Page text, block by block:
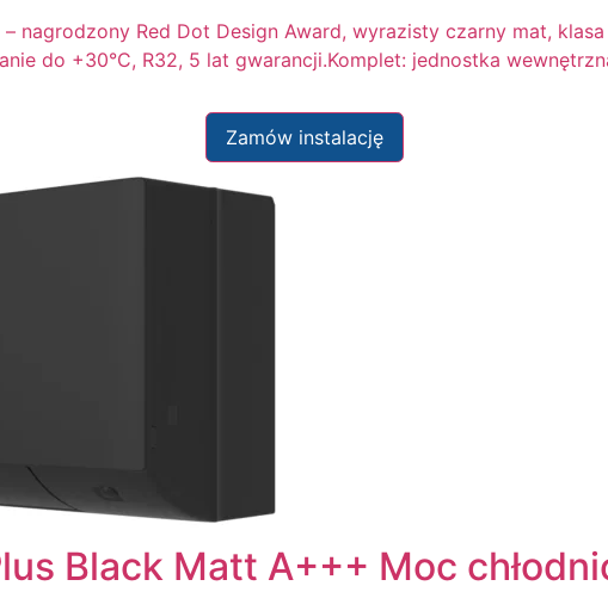
nagrodzony Red Dot Design Award, wyrazisty czarny mat,
do +30°C, R32, 5 lat gwarancji.Komplet: jednostka
Zamów instalację
Black Matt A+++ Moc